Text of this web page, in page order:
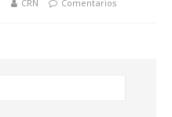
CRN
Comentarios